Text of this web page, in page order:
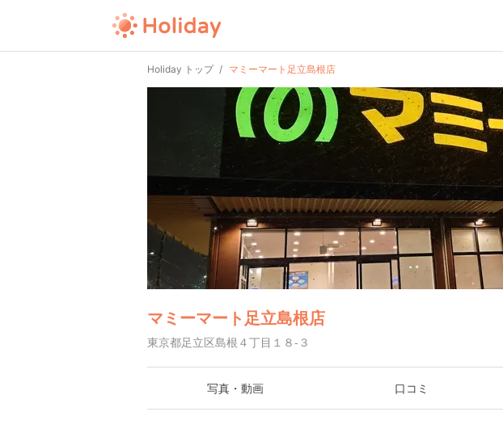
Holiday トップ マミーマート足立島根店
マミーマート足立島根店
東京都足立区島根４丁目１８-３
写真・動画 口コミ